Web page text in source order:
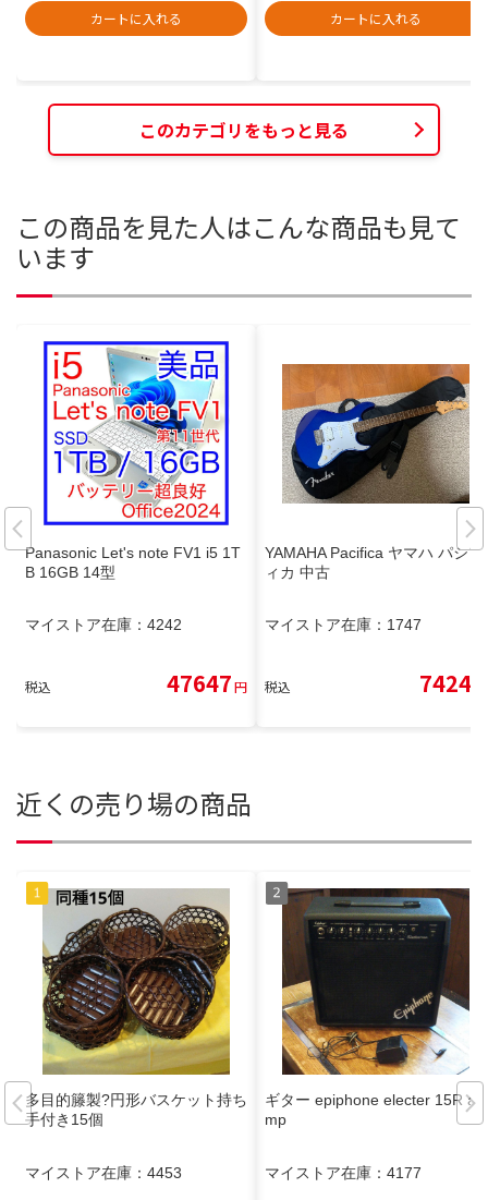
カートに入れる
カートに入れる
このカテゴリをもっと見る
この商品を見た人はこんな商品も見て
います
Panasonic Let's note FV1 i5 1T
B 16GB 14型
マイストア在庫： 4242
税込 47647円
YAMAHA Pacifica ヤマハ パシフ
ィカ 中古
マイストア在庫： 1747
税込 7424
近くの売り場の商品
多目的籐製?円形バスケット持ち
手付き15個
マイストア在庫： 4453
ギター epiphone electer 15R a
mp
マイストア在庫： 4177